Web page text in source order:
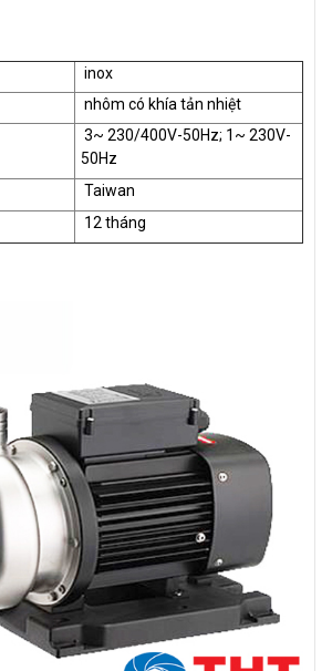
inox
nhôm có khía tản nhiệt
3~ 230/400V-50Hz; 1~ 230V-
50Hz
Taiwan
12 tháng